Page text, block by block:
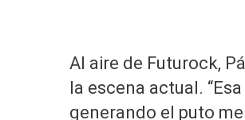
Al aire de Futurock,
la escena actual.
generando el puto